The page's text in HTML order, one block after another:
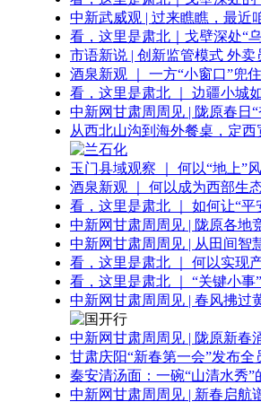
中新武威观 | 过来瞧瞧，最近
看，这里是肃北｜戈壁深处“
市语新说 | 创新监管模式 外卖
酒泉新观 ｜ 一方“小窗口”兜
看，这里是肃北 ｜ 边疆小城
中新网甘肃周周见 | 陇原春日
从西北山沟到海外餐桌，定西
玉门县域观察 ｜ 何以“地上”
酒泉新观 ｜ 何以成为西部生
看，这里是肃北 ｜ 如何让“平
中新网甘肃周周见 | 陇原各地
中新网甘肃周周见 | 从田间智
看，这里是肃北 ｜ 何以实现
看，这里是肃北 ｜ “关键小事
中新网甘肃周周见 | 春风拂过
中新网甘肃周周见 | 陇原新春
甘肃庆阳“新春第一会”发布全
秦安清汤面：一碗“山清水秀”
中新网甘肃周周见 | 新春启航